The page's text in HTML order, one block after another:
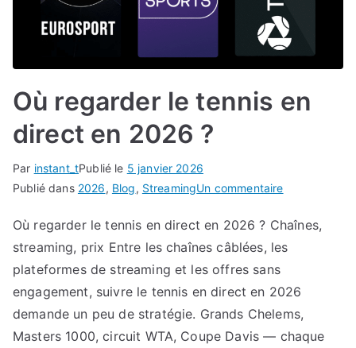
Où regarder le tennis en
direct en 2026 ?
Par instant_tPublié le 5 janvier 2026
Publié dans 2026, Blog, StreamingUn commentairesur
regarder
le
en
Où regarder le tennis en direct en 2026 ? Chaînes,
streaming, prix Entre les chaînes câblées, les
plateformes de streaming et les offres sans
engagement, suivre le tennis en direct en 2026
demande un peu de stratégie. Grands Chelems,
Masters 1000, circuit WTA, Coupe Davis — chaque